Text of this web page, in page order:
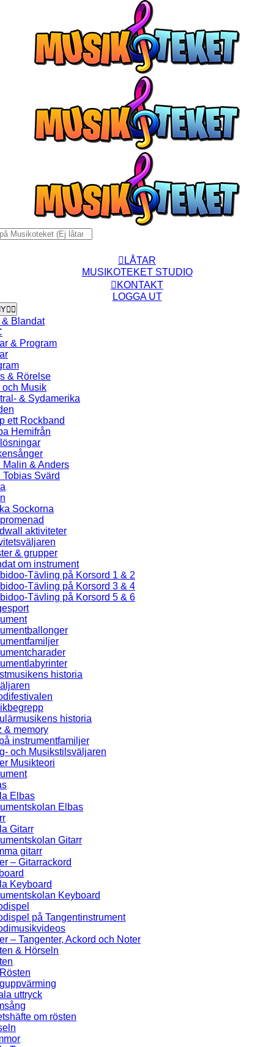
LÅTAR
MUSIKOTEKET STUDIO
KONTAKT
LOGGA UT
& Blandat
& Program
& Rörelse
och Musik
& Sydamerika
ett Rockband
Hemifrån
Malin & Anders
Tobias Svärd
Sockorna
aktiviteter
& grupper
om instrument
Tävling på Korsord 1 & 2
Tävling på Korsord 3 & 4
Tävling på Korsord 5 & 6
historia
historia
& memory
instrumentfamiljer
och Musikstilsväljaren
Musikteori
Elbas
Elbas
Gitarr
Gitarr
gitarr
– Gitarrackord
Keyboard
Keyboard
på Tangentinstrument
– Tangenter, Ackord och Noter
& Hörseln
uttryck
om rösten